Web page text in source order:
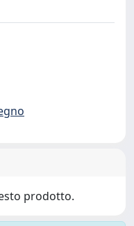
prodotto.